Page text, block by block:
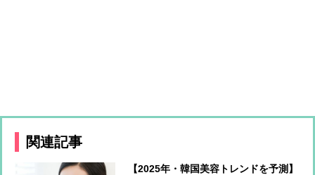
関連記事
【2025年・韓国美容トレンドを予測】